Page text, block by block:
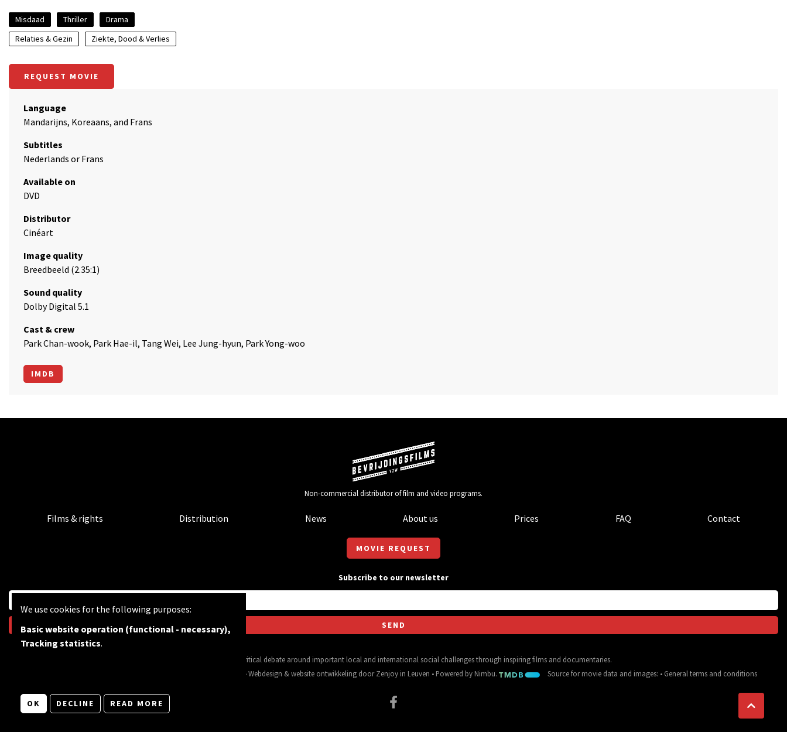
Misdaad Thriller
Drama
Relaties & Gezin
Ziekte, Dood & Verlies
REQUEST MOVIE
Language
Mandarijns, Koreaans, and Frans
Subtitles
Nederlands or Frans
Available on
DVD
Distributor
Cinéart
Image quality
Breedbeeld (2.35:1)
Sound quality
Dolby Digital 5.1
Cast & crew
Park Chan-wook, Park Hae-il, Tang Wei, Lee Jung-hyun, Park Yong-woo
IMDB
Non-commercial distributor of film and video programs.
Films & rights Distribution News About us Prices FAQ Contact
MOVIE REQUEST
Subscribe to our newsletter
BF wants to feed the critical debate around important local and international social challenges through inspiring films and documentaries.
•Webdesign &website ontwikkelingdoorZenjoy in Leuven • Powered by Nimbu. Source for movie data and images: • General terms and conditions
We use cookies for the following purposes:
Basic website operation (functional - necessary),
Tracking statistics.
OK DECLINE READ MORE